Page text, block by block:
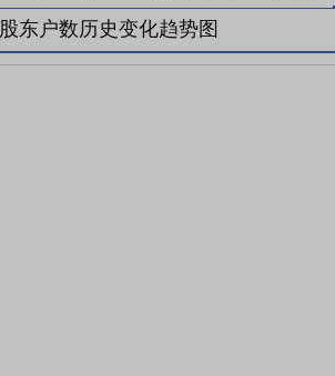
股东户数历史变化趋势图